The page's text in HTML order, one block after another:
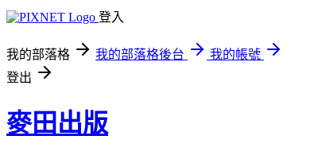
登入
我的部落格 我的部落格後台
我的帳號
登出
麥田出版